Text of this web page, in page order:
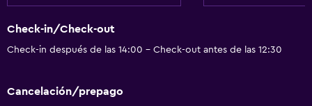
Baño privado
Desayuno en la habitación
Check-in/Check-out
Check-in después de las 14:00 - Check-out antes de las 12:30
Cancelación/prepago